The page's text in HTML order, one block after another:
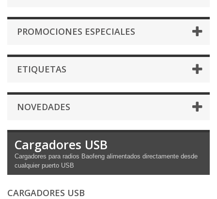
PROMOCIONES ESPECIALES
ETIQUETAS
NOVEDADES
Cargadores USB
Cargadores para radios Baofeng alimentados directamente desde
cualquier puerto USB
CARGADORES USB